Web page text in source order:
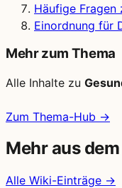
Häufige Fragen
Einordnung für
Mehr zum Thema
Alle Inhalte zu
Zum Thema-Hub →
Mehr aus
Alle Wiki-Einträge →